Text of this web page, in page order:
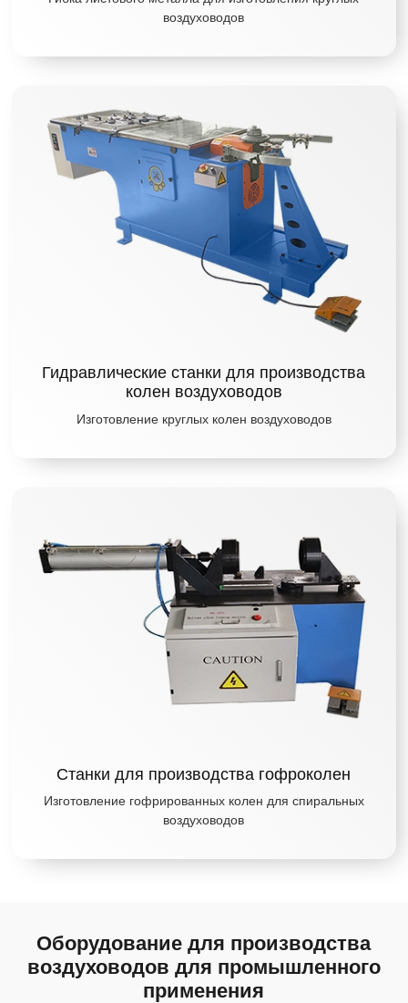
воздуховодов
Гидравлические станки для производства
колен воздуховодов
Изготовление круглых колен воздуховодов
Станки для производства гофроколен
Изготовление гофрированных колен для спиральных
воздуховодов
Оборудование для производства
воздуховодов для промышленного
применения